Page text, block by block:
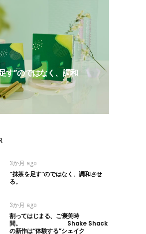
す”のではなく、調和
3か月 ago
“抹茶を足す”のではなく、調和させ
る。
3か月 ago
割ってはじまる、ご褒美時
間。 Shake Shack
の新作は“体験する”シェイク